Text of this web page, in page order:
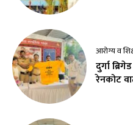
आरोग्य व
दुर्गा
रेनकोट